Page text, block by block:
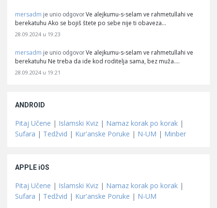
mersadm je unio odgovor Ve alejkumu-s-selam ve rahmetullahi ve
berekatuhu Ako se bojiš štete po sebe nije ti obaveza…
28.09.2024 u 19:23
mersadm je unio odgovor Ve alejkumu-s-selam ve rahmetullahi ve
berekatuhu Ne treba da ide kod roditelja sama, bez muža.…
28.09.2024 u 19:21
ANDROID
Pitaj Učene | Islamski Kviz | Namaz korak po korak |
Sufara | Tedžvid | Kur'anske Poruke | N-UM | Minber
APPLE iOS
Pitaj Učene | Islamski Kviz | Namaz korak po korak |
Sufara | Tedžvid | Kur'anske Poruke | N-UM